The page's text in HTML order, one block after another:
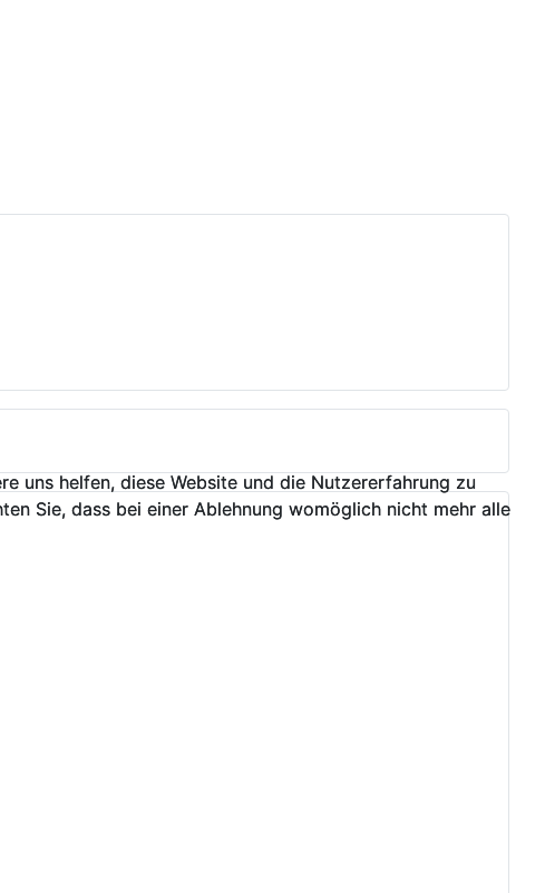
uns helfen, diese Website und die Nutzererfahrung zu
Sie, dass bei einer Ablehnung womöglich nicht mehr alle
uns helfen, diese Website und die Nutzererfahrung zu
Sie, dass bei einer Ablehnung womöglich nicht mehr alle